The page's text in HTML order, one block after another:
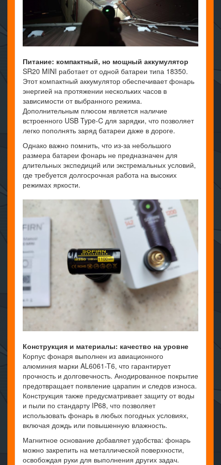
Питание: компактный, но мощный аккумулятор
SR20 MINI работает от одной батареи типа 18350.
Этот компактный аккумулятор обеспечивает фонарь
энергией на протяжении нескольких часов в
зависимости от выбранного режима.
Дополнительным плюсом является наличие
встроенного USB Type-C для зарядки, что позволяет
легко пополнять заряд батареи даже в дороге.
Однако важно помнить, что из-за небольшого
размера батареи фонарь не предназначен для
длительных экспедиций или экстремальных условий,
где требуется долгосрочная работа на высоких
режимах яркости.
Конструкция и материалы: качество на уровне
Корпус фонаря выполнен из авиационного
алюминия марки AL6061-T6, что гарантирует
прочность и долговечность. Анодированное покрытие
предотвращает появление царапин и следов износа.
Конструкция также предусматривает защиту от воды
и пыли по стандарту IP68, что позволяет
использовать фонарь в любых погодных условиях,
включая дождь или повышенную влажность.
Магнитное основание добавляет удобства: фонарь
можно закрепить на металлической поверхности,
освобождая руки для выполнения других задач.